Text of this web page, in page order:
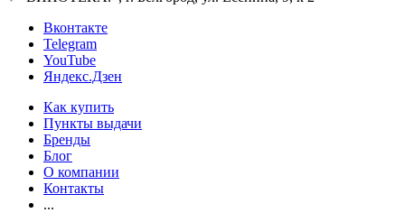
Вконтакте
Telegram
YouTube
Яндекс.Дзен
Как купить
Пункты выдачи
Бренды
Блог
О компании
Контакты
...